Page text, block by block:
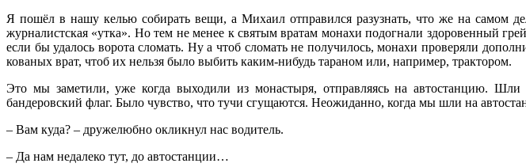
Я пошёл в нашу келью собирать вещи, а Михаил отправился разузнать, что же на самом
журналистская «утка». Но тем не менее к святым вратам монахи подогнали здоровенный
если бы удалось ворота сломать. Ну а чтоб сломать не получилось, монахи проверяли
кованых врат, чтоб их нельзя было выбить каким-нибудь тараном или, например, трактором.
Это мы заметили, уже когда выходили из монастыря, отправляясь на автостанцию.
бандеровский флаг. Было чувство, что тучи сгущаются. Неожиданно, когда мы шли на
– Вам куда? – дружелюбно окликнул нас водитель.
– Да нам недалеко тут, до автостанции…